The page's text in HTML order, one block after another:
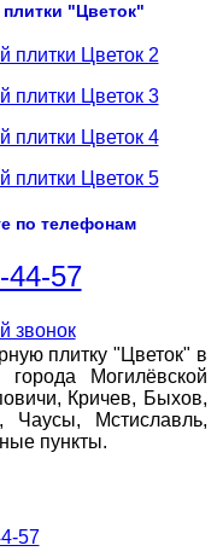
"Цветок"
по телефонам
44-57
плитку "Цветок" в
Могилёвской
Кричев, Быхов,
Чаусы, Мстиславль,
пункты.
57